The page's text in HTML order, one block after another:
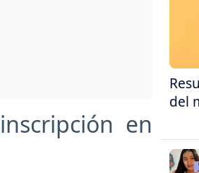
en
del